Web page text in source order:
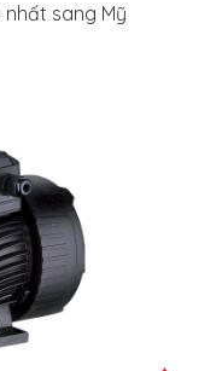
sang Mỹ